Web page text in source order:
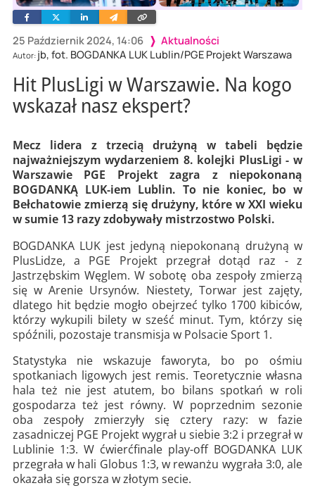
25 Październik 2024, 14:06 Aktualności
Autor: jb, fot. BOGDANKA LUK Lublin/PGE Projekt Warszawa
FacebookTwitterLinkedinWyślij
e-
Skopiuj
link
Hit PlusLigi w Warszawie. Na kogo
wskazał nasz ekspert?
Mecz lidera z trzecią drużyną w tabeli będzie
najważniejszym wydarzeniem 8. kolejki PlusLigi - w
Warszawie PGE Projekt zagra z niepokonaną
BOGDANKĄ LUK-iem Lublin. To nie koniec, bo w
Bełchatowie zmierzą się drużyny, które w XXI wieku
w sumie 13 razy zdobywały mistrzostwo Polski.
BOGDANKA LUK jest jedyną niepokonaną drużyną w
PlusLidze, a PGE Projekt przegrał dotąd raz - z
Jastrzębskim Węglem. W sobotę oba zespoły zmierzą
się w Arenie Ursynów. Niestety, Torwar jest zajęty,
dlatego hit będzie mogło obejrzeć tylko 1700 kibiców,
którzy wykupili bilety w sześć minut. Tym, którzy się
spóźnili, pozostaje transmisja w Polsacie Sport 1.
Statystyka nie wskazuje faworyta, bo po ośmiu
spotkaniach ligowych jest remis. Teoretycznie własna
hala też nie jest atutem, bo bilans spotkań w roli
gospodarza też jest równy. W poprzednim sezonie
oba zespoły zmierzyły się cztery razy: w fazie
zasadniczej PGE Projekt wygrał u siebie 3:2 i przegrał w
Lublinie 1:3. W ćwierćfinale play-off BOGDANKA LUK
przegrała w hali Globus 1:3, w rewanżu wygrała 3:0, ale
okazała się gorsza w złotym secie.